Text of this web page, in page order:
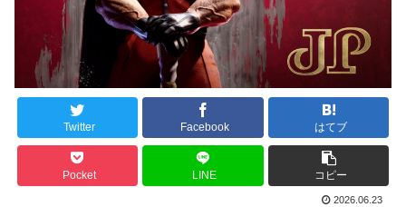
Twitter Facebook はてブ
Pocket LINE コピー
2026.06.23